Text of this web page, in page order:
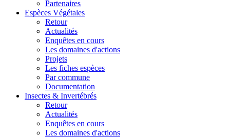
Partenaires
Espèces Végétales
Retour
Actualités
Enquêtes en cours
Les domaines d'actions
Projets
Les fiches espèces
Par commune
Documentation
Insectes & Invertébrés
Retour
Actualités
Enquêtes en cours
Les domaines d'actions